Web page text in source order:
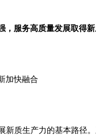
服务高质量发展取得新
加快融合
质生产力的基本路径。